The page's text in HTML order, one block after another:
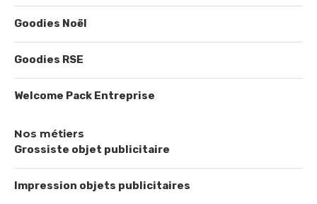
Goodies Noël
Goodies RSE
Welcome Pack Entreprise
Nos métiers
Grossiste objet publicitaire
Impression objets publicitaires